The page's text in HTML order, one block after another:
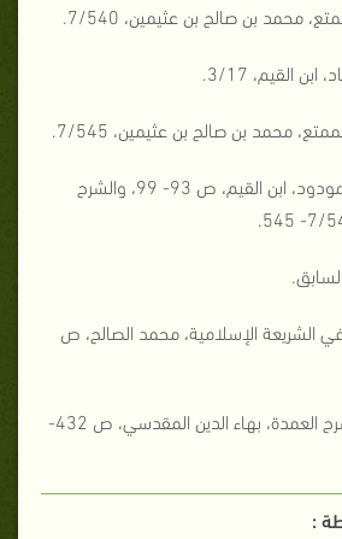
([12]) انظر: تحفة المودود، ابن القيم، ص 93- 99، والشرح
في الشريعة الإسلامية، محمد الصالح، ص
([15]) انظر: العدة شرح العمدة، بهاء الدين المقدسي، ص 432-
: